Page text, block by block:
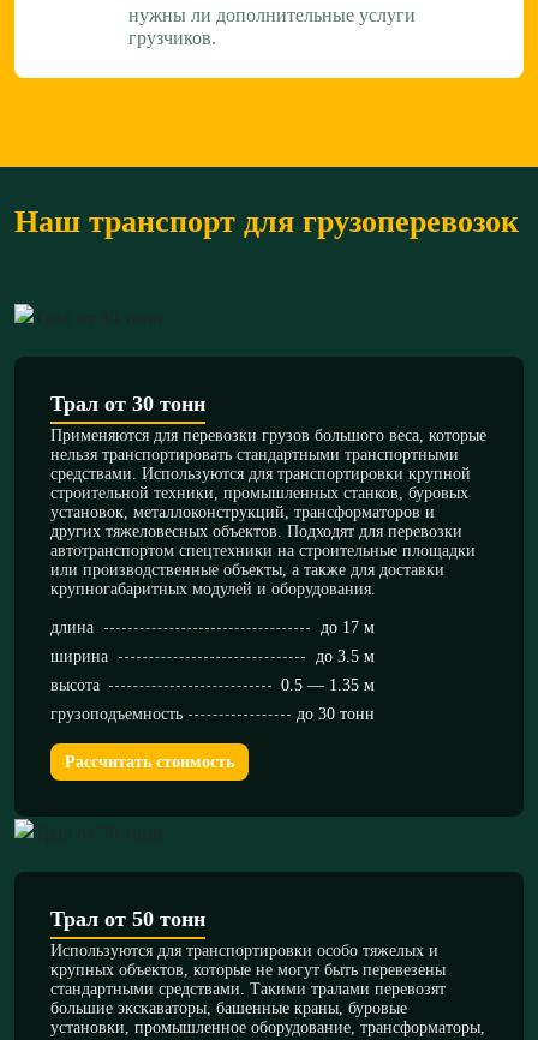
нужны ли дополнительные услуги
грузчиков.
Наш транспорт для грузоперевозок
Трал от 30 тонн
Применяются для перевозки грузов большого веса, которые
нельзя транспортировать стандартными транспортными
средствами. Используются для транспортировки крупной
строительной техники, промышленных станков, буровых
установок, металлоконструкций, трансформаторов и
других тяжеловесных объектов. Подходят для перевозки
автотранспортом спецтехники на строительные площадки
или производственные объекты, а также для доставки
крупногабаритных модулей и оборудования.
длина
до 17 м
ширина
до 3.5 м
высота
0.5 — 1.35 м
грузоподъемность
до 30 тонн
Рассчитать стоимость
Трал от 50 тонн
Используются для транспортировки особо тяжелых и
крупных объектов, которые не могут быть перевезены
стандартными средствами. Такими тралами перевозят
большие экскаваторы, башенные краны, буровые
установки, промышленное оборудование, трансформаторы,